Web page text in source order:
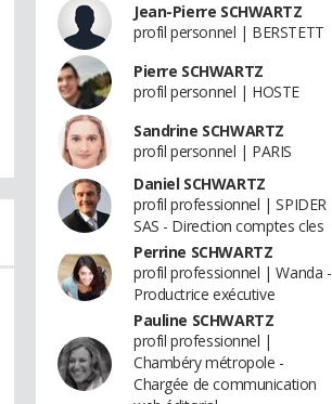
Jean-Pierre SCHWARTZ
profil personnel | BERSTETT
Pierre SCHWARTZ
profil personnel | HOSTE
Sandrine SCHWARTZ
profil personnel | PARIS
Daniel SCHWARTZ
profil professionnel | SPIDER
SAS - Direction comptes cles
Perrine SCHWARTZ
profil professionnel | Wanda -
Productrice exécutive
Pauline SCHWARTZ
profil professionnel |
Chambéry métropole -
Chargée de communication